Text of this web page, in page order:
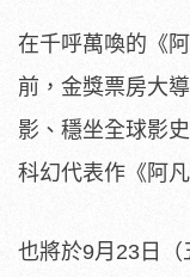
在千呼萬喚的《
前，金獎票房大
影、穩坐全球影
科幻代表作《阿凡
也將於9月23日（